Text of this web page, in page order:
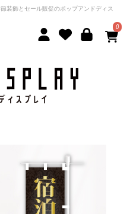
装飾とセール販促のポップアンドディス
0